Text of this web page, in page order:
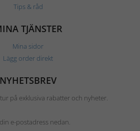
Tips & råd
TJÄNSTER
Mina sidor
Lägg order direkt
NYHETSBREV
på exklusiva rabatter och nyheter.
e-postadress nedan.